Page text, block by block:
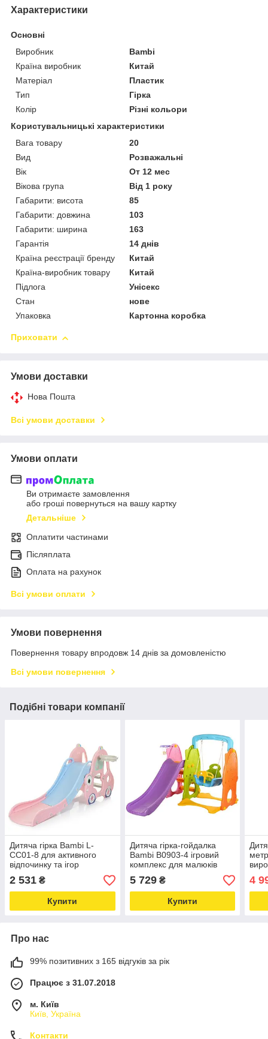
Характеристики
Основні
Виробник
Bambi
Країна виробник
Китай
Матеріал
Пластик
Тип
Гірка
Колір
Різні кольори
Користувальницькі характеристики
Вага товару
20
Вид
Розважальні
Вік
От 12 мес
Вікова група
Від 1 року
Габарити: висота
85
Габарити: довжина
103
Габарити: ширина
163
Гарантія
14 днів
Країна реєстрації бренду
Китай
Країна-виробник товару
Китай
Підлога
Унісекс
Стан
нове
Упаковка
Картонна коробка
Приховати
Умови доставки
Нова Пошта
Всі умови доставки
Умови оплати
Ви отримаєте замовлення
або гроші повернуться на вашу картку
Детальніше
Оплатити частинами
Післяплата
Оплата на рахунок
Всі умови оплати
Умови повернення
Повернення товару впродовж 14 днів за домовленістю
Всі умови повернення
Подібні товари компанії
Дитяча гірка Bambi L-
CC01-8 для активного
відпочинку та ігор
Love&Life -online-
multimarket-
2 531 ₴
Купити
Дитяча гірка-гойдалка
Bambi B0903-4 ігровий
комплекс для малюків
Love&Life -online-
multimarket-
5 729₴
Купити
4
Про нас
99% позитивних з 165 відгуків за рік
Працює з 31.07.2018
м. Київ
Київ, Україна
Контакти